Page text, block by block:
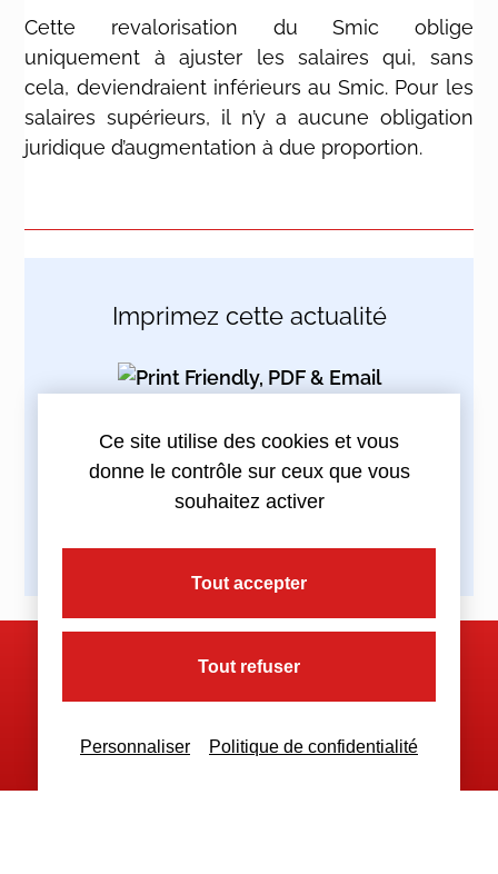
Cette revalorisation du Smic oblige
uniquement à ajuster les salaires qui, sans
cela, deviendraient inférieurs au Smic. Pour les
salaires supérieurs, il n’y a aucune obligation
juridique d’augmentation à due proportion.
Imprimez cette actualité
Partagez cette actualité :
Ce site utilise des cookies et vous
donne le contrôle sur ceux que vous
souhaitez activer
Tout accepter
Tout refuser
Personnaliser Politique de confidentialité